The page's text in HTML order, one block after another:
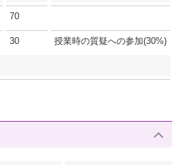
70
30 授業時の質疑への参加(30%)